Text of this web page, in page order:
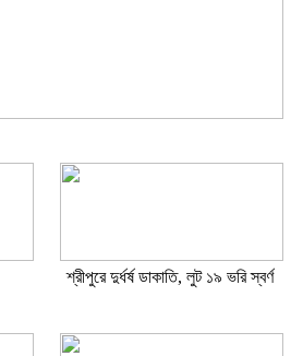
শ্রীপুরে দুর্ধর্ষ ডাকাতি, লুট ১৯ ভরি স্বর্ণ